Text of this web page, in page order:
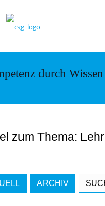
durch Wissen
zum Thema:
ARCHIV